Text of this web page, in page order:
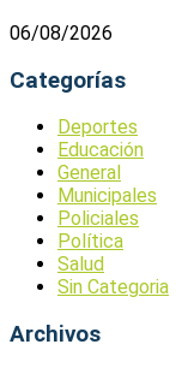
06/08/2026
Categorías
Deportes
Educación
General
Municipales
Policiales
Política
Salud
Sin Categoria
Archivos